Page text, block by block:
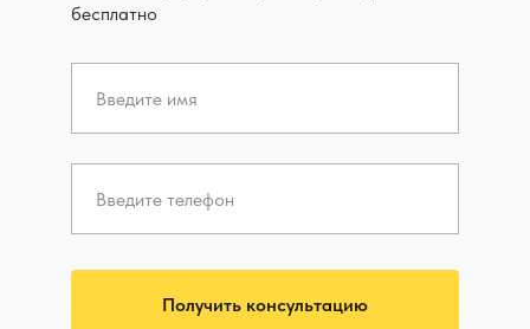
бесплатно
Получить консультацию